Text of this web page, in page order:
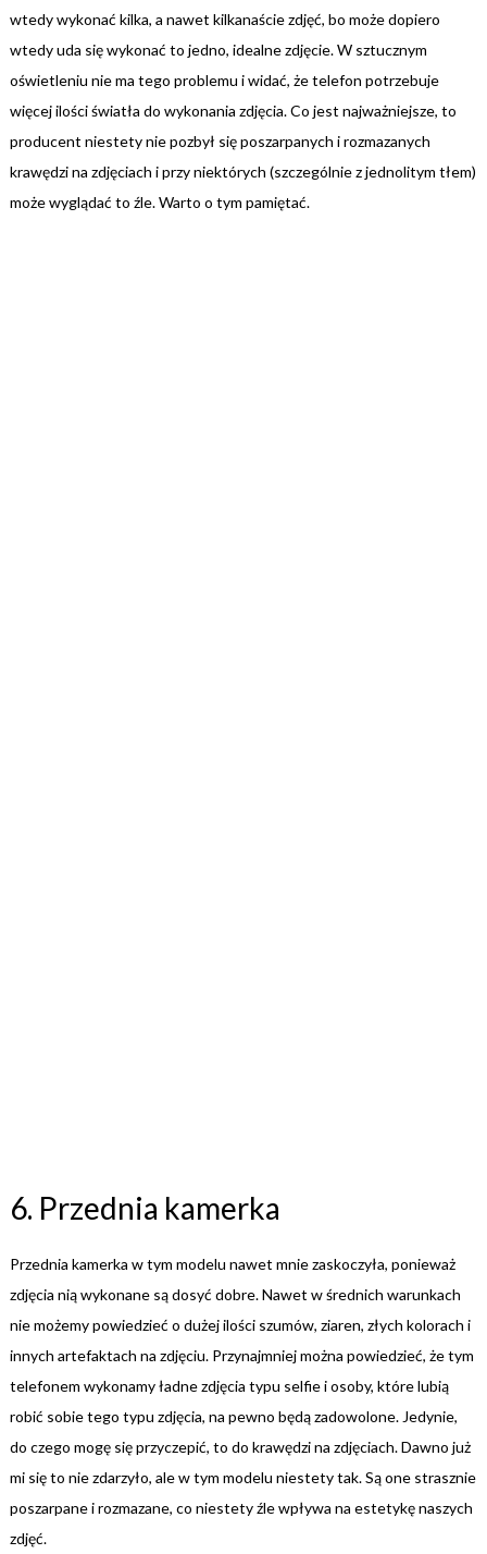
wtedy wykonać kilka, a nawet kilkanaście zdjęć, bo może dopiero
wtedy uda się wykonać to jedno, idealne zdjęcie. W sztucznym
oświetleniu nie ma tego problemu i widać, że telefon potrzebuje
więcej ilości światła do wykonania zdjęcia. Co jest najważniejsze, to
producent niestety nie pozbył się poszarpanych i rozmazanych
krawędzi na zdjęciach i przy niektórych (szczególnie z jednolitym tłem)
może wyglądać to źle. Warto o tym pamiętać.
6. Przednia kamerka
Przednia kamerka w tym modelu nawet mnie zaskoczyła, ponieważ
zdjęcia nią wykonane są dosyć dobre. Nawet w średnich warunkach
nie możemy powiedzieć o dużej ilości szumów, ziaren, złych kolorach i
innych artefaktach na zdjęciu. Przynajmniej można powiedzieć, że tym
telefonem wykonamy ładne zdjęcia typu selfie i osoby, które lubią
robić sobie tego typu zdjęcia, na pewno będą zadowolone. Jedynie,
do czego mogę się przyczepić, to do krawędzi na zdjęciach. Dawno już
mi się to nie zdarzyło, ale w tym modelu niestety tak. Są one strasznie
poszarpane i rozmazane, co niestety źle wpływa na estetykę naszych
zdjęć.